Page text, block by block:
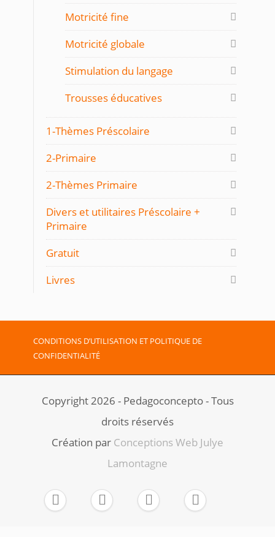
Motricité fine
Motricité globale
Stimulation du langage
Trousses éducatives
1-Thèmes Préscolaire
2-Primaire
2-Thèmes Primaire
Divers et utilitaires Préscolaire +
Primaire
Gratuit
Livres
CONDITIONS D’UTILISATION ET POLITIQUE DE
CONFIDENTIALITÉ
Copyright 2026 - Pedagoconcepto - Tous
droits réservés
Création par ​ Conceptions Web Julye
Lamontagne
   